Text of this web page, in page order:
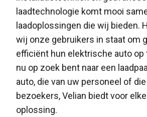
laadtechnologie komt mooi
laadoplossingen die wij bieden.
wij onze gebruikers in staat om
efficiënt hun elektrische auto op
nu op zoek bent naar een
auto, die van uw personeel of
bezoekers, Velian biedt voor
oplossing.